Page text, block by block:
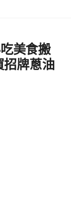
美食搬
招牌蔥油